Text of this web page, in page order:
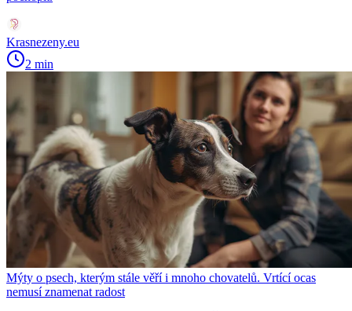
Krasnezeny.eu
2 min
Mýty o psech, kterým stále věří i mnoho chovatelů. Vrtící ocas
nemusí znamenat radost